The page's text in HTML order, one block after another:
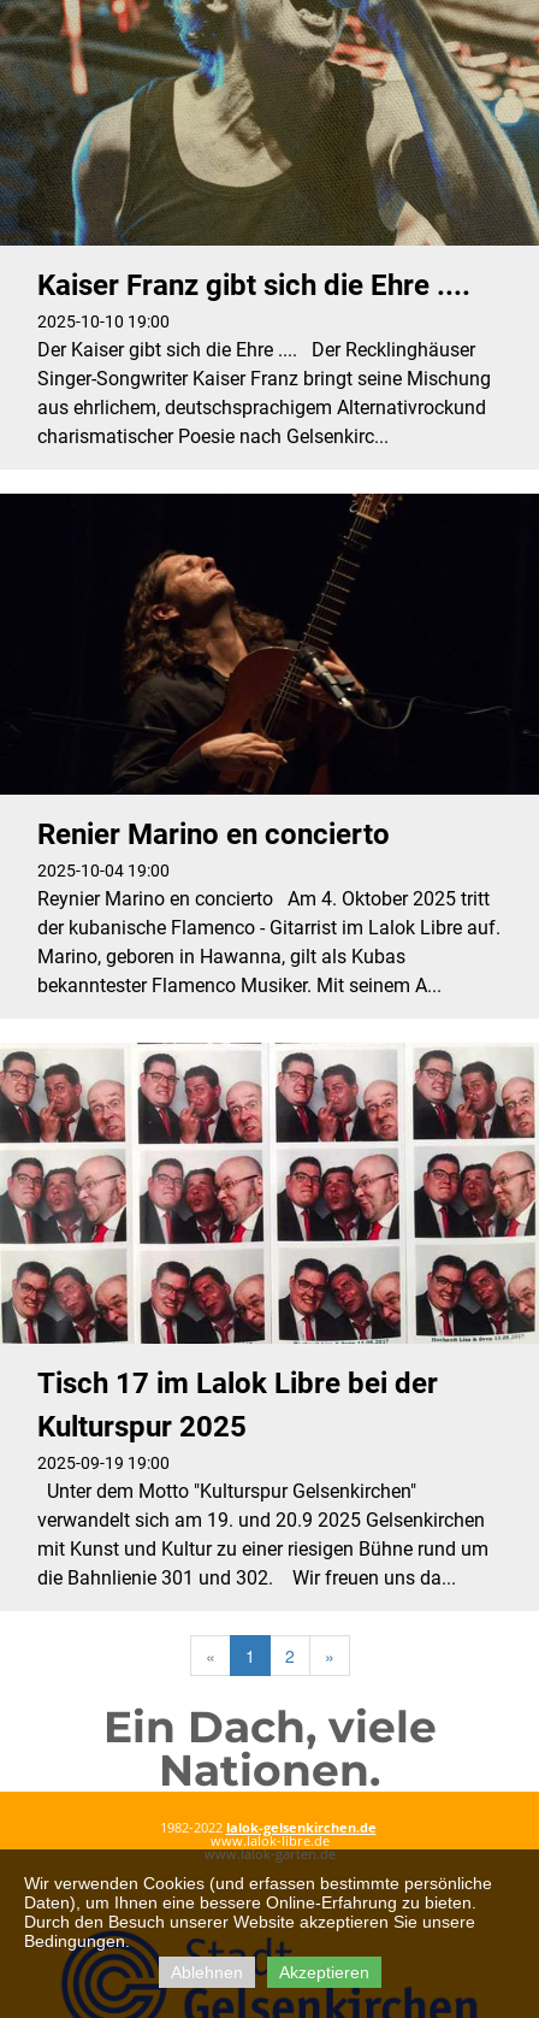
Kaiser Franz gibt sich die Ehre ....
2025-10-10 19:00
Der Kaiser gibt sich die Ehre .... Der Recklinghäuser
Singer-Songwriter Kaiser Franz bringt seine Mischung
aus ehrlichem, deutschsprachigem Alternativrockund
charismatischer Poesie nach Gelsenkirc...
Renier Marino en concierto
2025-10-04 19:00
Reynier Marino en concierto Am 4. Oktober 2025 tritt
der kubanische Flamenco - Gitarrist im Lalok Libre auf.
Marino, geboren in Hawanna, gilt als Kubas
bekanntester Flamenco Musiker. Mit seinem A...
Tisch 17 im Lalok Libre bei der
Kulturspur 2025
2025-09-19 19:00
Unter dem Motto "Kulturspur Gelsenkirchen"
verwandelt sich am 19. und 20.9 2025 Gelsenkirchen
mit Kunst und Kultur zu einer riesigen Bühne rund um
die Bahnlienie 301 und 302. Wir freuen uns da...
« 1 2 »
Ein Dach, viele
Nationen.
1982-2022 lalok-gelsenkirchen.de
www.lalok-libre.de
www.lalok-garten.de
Wir verwenden Cookies (und erfassen bestimmte persönliche
Daten), um Ihnen eine bessere Online-Erfahrung zu bieten.
Durch den Besuch unserer Website akzeptieren Sie unsere
Bedingungen.
Ablehnen
Akzeptieren